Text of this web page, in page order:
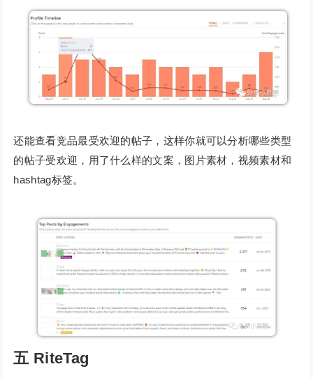
还能查看竞品最受欢迎的帖子，这样你就可以分析哪些类型
的帖子受欢迎，用了什么样的文案，图片素材，视频素材和
hashtag标签。
五 RiteTag